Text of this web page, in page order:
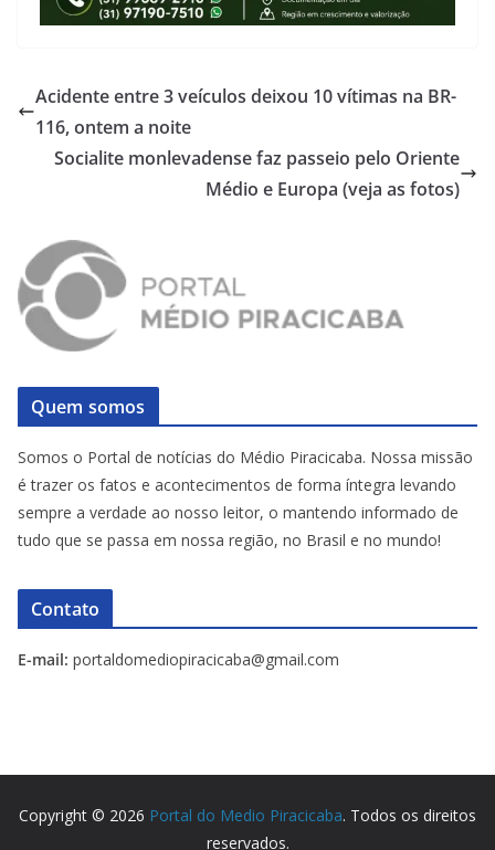
Acidente entre 3 veículos deixou 10 vítimas na BR-
116, ontem a noite
Socialite monlevadense faz passeio pelo Oriente
Médio e Europa (veja as fotos)
Quem somos
Somos o Portal de notícias do Médio Piracicaba. Nossa missão
é trazer os fatos e acontecimentos de forma íntegra levando
sempre a verdade ao nosso leitor, o mantendo informado de
tudo que se passa em nossa região, no Brasil e no mundo!
Contato
E-mail: portaldomediopiracicaba@gmail.com
Copyright © 2026 Portal do Medio Piracicaba. Todos os direitos
reservados.